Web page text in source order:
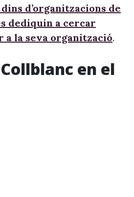
d’organitzacions de
dediquin a cercar
a la seva organització.
en el